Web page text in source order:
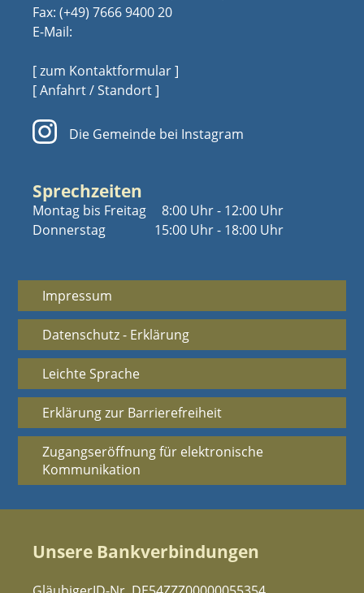
Fax: (+49) 7666 9400 20
E-Mail:
[ zum Kontaktformular ]
[ Anfahrt / Standort ]
Die Gemeinde bei Instagram
Sprechzeiten
Montag bis Freitag
Donnerstag
8:00 Uhr - 12:00 Uhr
15:00 Uhr - 18:00 Uhr
Impressum
Datenschutz - Erklärung
Leichte Sprache
Erklärung zur Barrierefreiheit
Zugangseröffnung für elektronische
Kommunikation
Unsere Bankverbindungen